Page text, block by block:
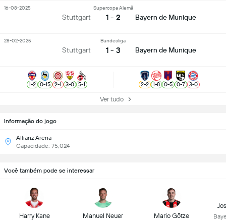
Informação do jogo
Allianz Arena
Capacidade: 75,024
Stuttgart
Supercopa Alemã
1 - 2 Bayern de Munique
16-08-2025
Stuttgart
Bundesliga
1 - 3 Bayern de Munique
28-02-2025
1-2 0-15 2-1 3-0 5-1 2-2 1-8 0-5 0-7 3-0
Ver tudo
Você também pode se interessar
Harry Kane Manuel Neuer Mario Götze